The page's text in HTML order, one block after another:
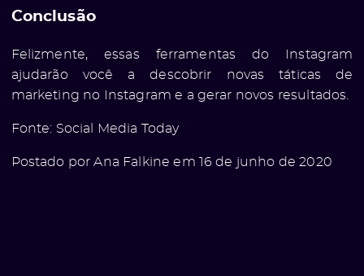
Conclusão
Felizmente, essas ferramentas do Instagram
ajudarão você a descobrir novas táticas de
marketing no Instagram e a gerar novos resultados.
Fonte: Social Media Today
Postado por Ana Falkine em 16 de junho de 2020